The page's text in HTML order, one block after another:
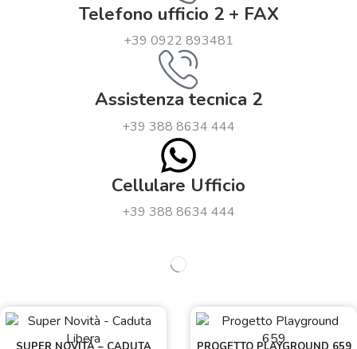
Telefono ufficio 2 + FAX
+39 0922 893481
Assistenza tecnica 2
+39 388 8634 444
Cellulare Ufficio
+39 388 8634 444